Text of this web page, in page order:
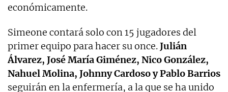
económicamente.
Simeone contará solo con 15 jugadores del
primer equipo para hacer su once.Julián
Álvarez, José María Giménez, Nico González,
Nahuel Molina, Johnny Cardoso y Pablo Barrios
seguirán en la enfermería, a la que se ha unido